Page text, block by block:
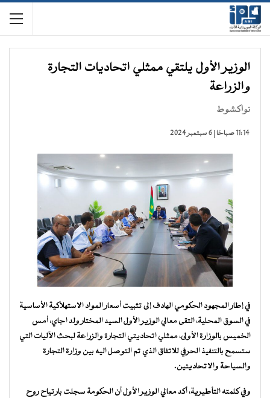
الوزير الأول يلتقي ممثلي اتحاديات التجارة
والزراعة
نواكشوط
11:14 صباحًا | 6 سبتمبر 2024
في إطار المجهود الحكومي الهادف إلى تثبيت أسعار المواد الاستهلاكية الأساسية
في السوق المحلية، التقى معالي الوزير الأول السيد المختار ولد اجاي، أمس
الخميس بالوزارة الأولى، ممثلي اتحاديتي التجارة والزراعة لبحث الآليات التي
ستسمح بالتنفيذ الحرفي للاتفاق الذي تم التوصل اليه بين وزارة التجارة
والسياحة والاتحاديتين.
وفي كلمته التأطيرية، أكد معالي الوزير الأول أن الحكومة سجلت بارتياح روح